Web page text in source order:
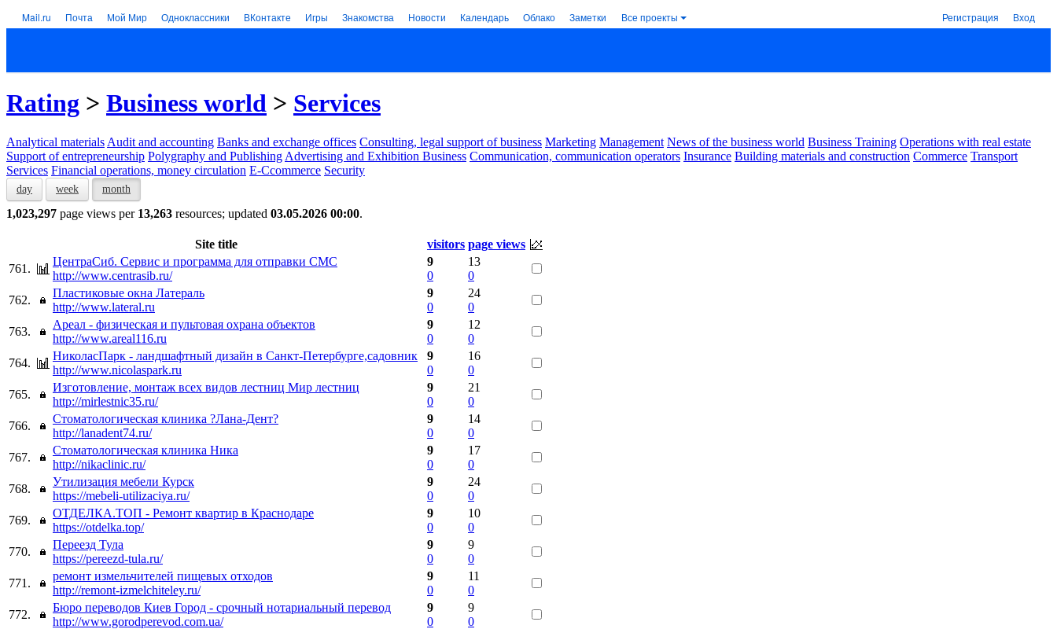
Mail.ru Почта Мой Мир Одноклассники ВКонтакте Игры Знакомства Новости Календарь Облако Заметки Все проекты Регистрация Вход
Rating > Business world > Services
Analytical materials Audit and accounting Banks and exchange offices Consulting, legal support of business Marketing Management News of the business world Business Training Operations with real estate
Support of entrepreneurship Polygraphy and Publishing Advertising and Exhibition Business Communication, communication operators Insurance Building materials and construction Commerce Transport
Services Financial operations, money circulation E-Ccommerce Security
day week month
1,023,297 page views per 13,263 resources; updated 03.05.2026 00:00.
Site title visitors page views
761.
ЦентраСиб. Сервис и программа для отправки СМС
http://www.centrasib.ru/
9
0
13
0
762.
Пластиковые окна Латераль
http://www.lateral.ru
9
0
24
0
763.
Ареал - физическая и пультовая охрана объектов
http://www.areal116.ru
9
0
12
0
764.
НиколасПарк - ландшафтный дизайн в Санкт-Петербурге,садовник
http://www.nicolaspark.ru
9
0
16
0
765.
Изготовление, монтаж всех видов лестниц Мир лестниц
http://mirlestnic35.ru/
9
0
21
0
766.
Стоматологическая клиника ?Лана-Дент?
http://lanadent74.ru/
9
0
14
0
767.
Стоматологическая клиника Ника
http://nikaclinic.ru/
9
0
17
0
768.
Утилизация мебели Курск
https://mebeli-utilizaciya.ru/
9
0
24
0
769.
ОТДЕЛКА.ТОП - Ремонт квартир в Краснодаре
https://otdelka.top/
9
0
10
0
770.
Переезд Тула
https://pereezd-tula.ru/
9
0
9
0
771.
ремонт измельчителей пищевых отходов
http://remont-izmelchiteley.ru/
9
0
11
0
772.
Бюро переводов Киев Город - срочный нотариальный перевод
http://www.gorodperevod.com.ua/
9
0
9
0